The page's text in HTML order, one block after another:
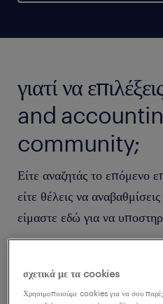
γιατί να
and
community;
Είτε αναζητάς το επόμενο
είτε θέλεις να
είμαστε εδώ για να
σχετικά με τα cookies
Χρησιμοποιούμε cookies για να σου